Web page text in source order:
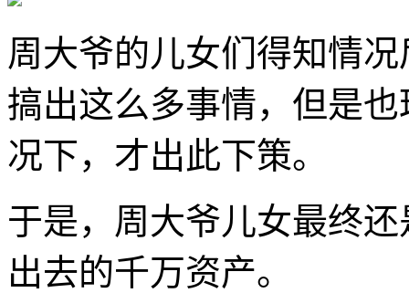
周大爷的儿女们得知情
搞出这么多事情，但是
况下，才出此下策。
于是，周大爷儿女最终
出去的千万资产。